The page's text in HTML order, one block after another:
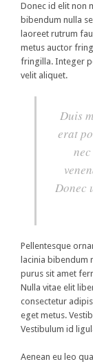
Donec id elit non
bibendum nulla
laoreet rutrum
metus auctor
fringilla. Integer
velit aliquet.
Duis
erat
Donec
Pellentesque
lacinia bibendum
purus sit amet
Nulla vitae elit
consectetur
eget metus.
Vestibulum id
Aenean eu leo